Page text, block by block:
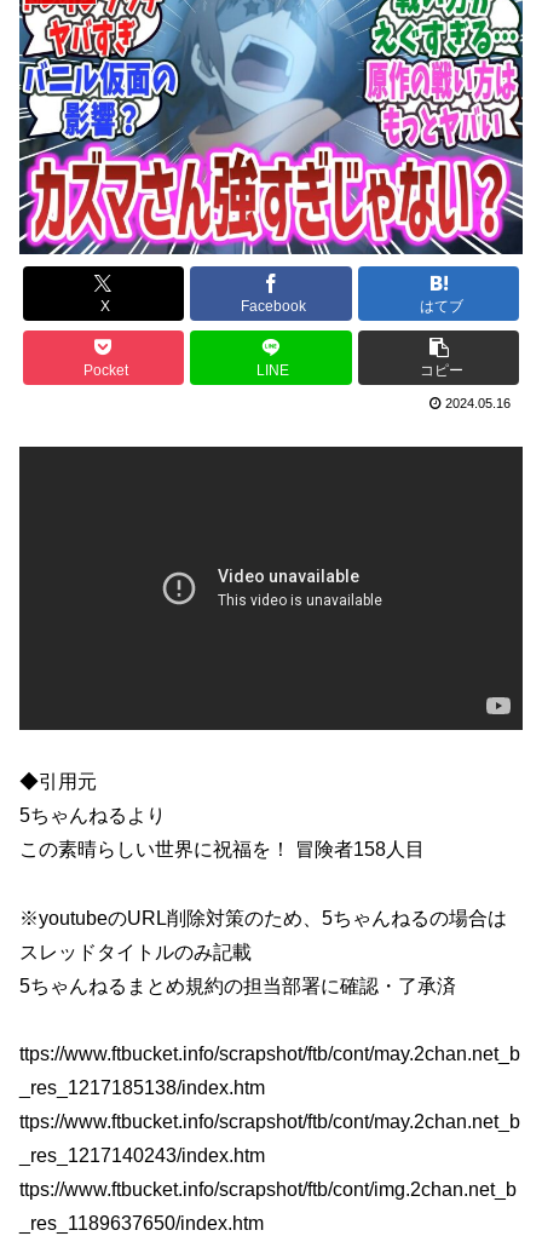
X Facebook はてブ
Pocket LINE コピー
2024.05.16
◆引用元
5ちゃんねるより
この素晴らしい世界に祝福を！ 冒険者158人目
※youtubeのURL削除対策のため、5ちゃんねるの場合は
スレッドタイトルのみ記載
5ちゃんねるまとめ規約の担当部署に確認・了承済
ttps://www.ftbucket.info/scrapshot/ftb/cont/may.2chan.net_b
_res_1217185138/index.htm
ttps://www.ftbucket.info/scrapshot/ftb/cont/may.2chan.net_b
_res_1217140243/index.htm
ttps://www.ftbucket.info/scrapshot/ftb/cont/img.2chan.net_b
_res_1189637650/index.htm